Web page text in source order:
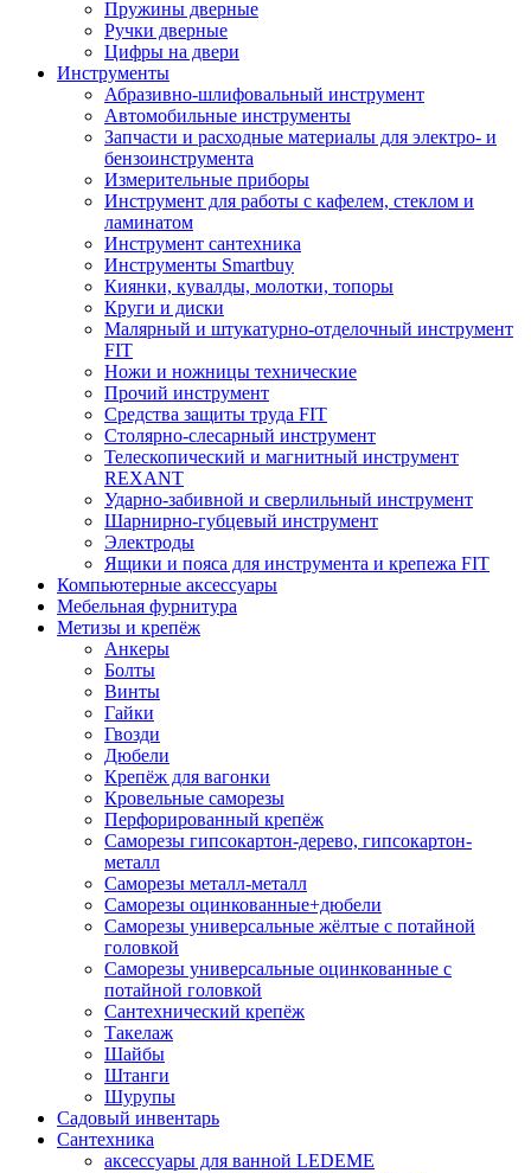
Пружины дверные
Ручки дверные
Цифры на двери
Инструменты
Абразивно-шлифовальный инструмент
Автомобильные инструменты
Запчасти и расходные материалы для электро- и
бензоинструмента
Измерительные приборы
Инструмент для работы с кафелем, стеклом и
ламинатом
Инструмент сантехника
Инструменты Smartbuy
Киянки, кувалды, молотки, топоры
Круги и диски
Малярный и штукатурно-отделочный инструмент
FIT
Ножи и ножницы технические
Прочий инструмент
Средства защиты труда FIT
Столярно-слесарный инструмент
Телескопический и магнитный инструмент
REXANT
Ударно-забивной и сверлильный инструмент
Шарнирно-губцевый инструмент
Электроды
Ящики и пояса для инструмента и крепежа FIT
Компьютерные аксессуары
Мебельная фурнитура
Метизы и крепёж
Анкеры
Болты
Винты
Гайки
Гвозди
Дюбели
Крепёж для вагонки
Кровельные саморезы
Перфорированный крепёж
Саморезы гипсокартон-дерево, гипсокартон-
металл
Саморезы металл-металл
Саморезы оцинкованные+дюбели
Саморезы универсальные жёлтые с потайной
головкой
Саморезы универсальные оцинкованные с
потайной головкой
Сантехнический крепёж
Такелаж
Шайбы
Штанги
Шурупы
Садовый инвентарь
Сантехника
аксессуары для ванной LEDEME